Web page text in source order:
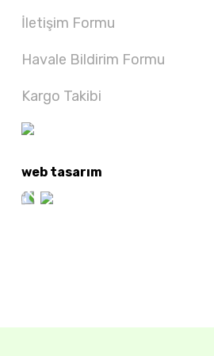
İletişim Formu
Havale Bildirim Formu
Kargo Takibi
web tasarım